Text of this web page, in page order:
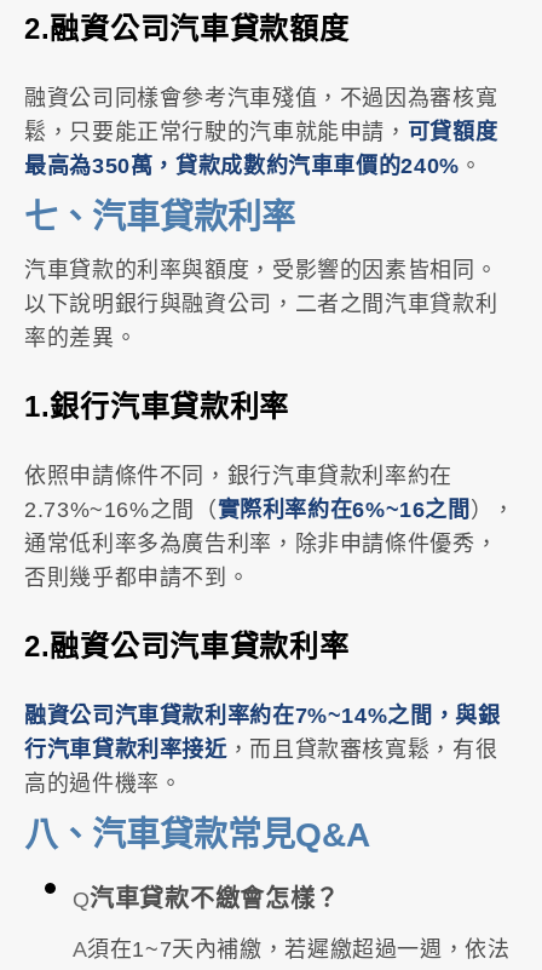
2.融資公司汽車貸款額度
融資公司同樣會參考汽車殘值，不過因為審核寬
鬆，只要能正常行駛的汽車就能申請， 可貸額度
最高為350萬，貸款成數約汽車車價的240% 。
七、汽車貸款利率
汽車貸款的利率與額度，受影響的因素皆相同。
以下說明銀行與融資公司，二者之間汽車貸款利
率的差異。
1.銀行汽車貸款利率
依照申請條件不同，銀行汽車貸款利率約在
2.73%~16%之間（實際利率約在6%~16之間 ），
通常低利率多為廣告利率，除非申請條件優秀，
否則幾乎都申請不到。
2.融資公司汽車貸款利率
融資公司汽車貸款利率約在7%~14%之間，與銀
行汽車貸款利率接近 ，而且貸款審核寬鬆，有很
高的過件機率。
八、汽車貸款常見Q&A
Q汽車貸款不繳會怎樣？
A須在1~7天內補繳，若遲繳超過一週，依法